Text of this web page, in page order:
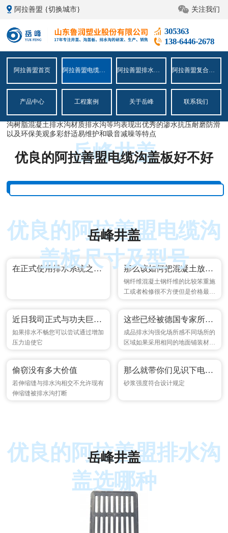
阿拉善盟 {切换城市} 关注我们
305363
138-6446-2678
阿拉善盟首页 阿拉善盟电缆沟盖板专题 阿拉善盟排水沟专题 阿拉善盟复合井盖专题
产品中心 工程案例 关于岳峰 联系我们
板安装教程
优良的阿拉善盟电缆沟盖板安装教程
发布时间：2024-04-07 121233
将设计荷载改为重型程和轻型程参考公路桥涵设计通用规范和城市桥
梁设计荷载标准
在这里为大家推荐专注排水建材领域的中泽天润他们家拥有树脂排水
沟树脂混凝土排水沟材质排水沟等均表现出优秀的渗水抗压耐磨防滑
以及环保美观多彩舒适易维护和吸音减噪等特点
优良的阿拉善盟电缆沟盖板好不好
岳峰井盖
岳峰井盖
优良的阿拉善盟电缆沟
盖板尺寸及型号
在正式使用排水系统之前必须卸下 那么该如何把混凝土放入机器内呢
钢纤维混凝土钢纤维的比较笨重施
工或者检修很不方便但是价格最为
近日我司正式与功夫巨星樊少皇签
如果排水不畅您可以尝试通过增加
压力迫使它
这些已经被德国专家所证实
成品排水沟强化场所感不同场所的
区域如果采用相同的地面铺装材料
偷窃没有多大价值
若伸缩缝与排水沟相交不允许现有
伸缩缝被排水沟打断
那么就带你们见识下电缆沟盖伴板
砂浆强度符合设计规定
岳峰井盖
优良的阿拉善盟排水沟
盖选哪种